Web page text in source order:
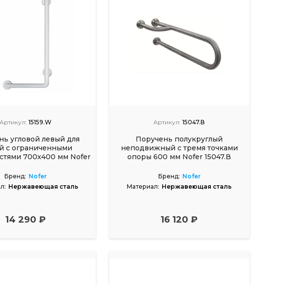
Артикул: 15159.W
угловой левый для
с ограниченными
700x400 мм Nofer
Бренд: Nofer
Нержавеющая сталь
14 290 ₽
Артикул: 15047.В
Поручень полукруглый
неподвижный с тремя точками
опоры 600 мм Nofer 15047.В
Бренд: Nofer
Материал: Нержавеющая сталь
16 120 ₽